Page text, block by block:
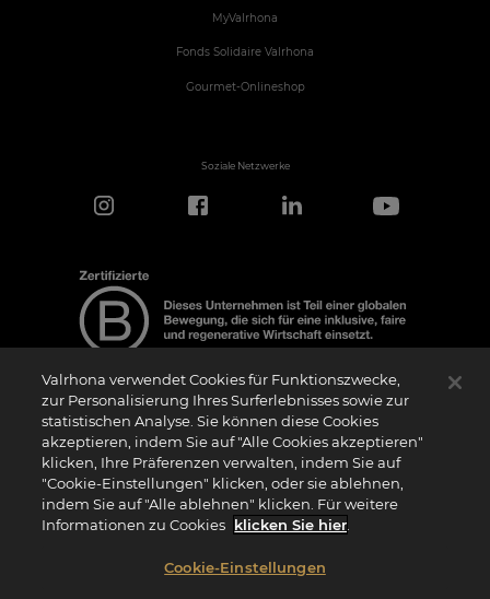
MyValrhona
Fonds Solidaire Valrhona
Gourmet-Onlineshop
Soziale Netzwerke
Hinweis zur Zertifizierung
Das Logo “Certified B Corporation” (bzw. die Versionen in anderen Sprachen, wie
z.B. “Zertifizierte B Corporation”) wird von B Lab, einer privaten Non-Profit-
Organisation, an Unternehmen vergeben, die wie wir das B Impact Assessment
(“BIA”) erfolgreich abgeschlossen haben und die Anforderungen von B Lab an
soziale und ökologische Leistung, Verantwortung und Transparenz erfüllen. Es wird
darauf hingewiesen, dass B Lab weder eine Konformitätsbewertungsstelle im Sinne
der Verordnung (EU) Nr. 765/2008 noch eine nationale, europäische oder
ist. Die Kriterien des BIA sind eigenständig und unabhängig von den harmonisierten
Standards, die sich aus ISO-Normen oder anderen Normungsgremien ergeben, und
Valrhona verwendet Cookies für Funktionszwecke,
zur Personalisierung Ihres Surferlebnisses sowie zur
statistischen Analyse. Sie können diese Cookies
akzeptieren, indem Sie auf "Alle Cookies akzeptieren"
klicken, Ihre Präferenzen verwalten, indem Sie auf
"Cookie-Einstellungen" klicken, oder sie ablehnen,
indem Sie auf "Alle ablehnen" klicken. Für weitere
Informationen zu Cookies klicken Sie hier
Cookie-Einstellungen